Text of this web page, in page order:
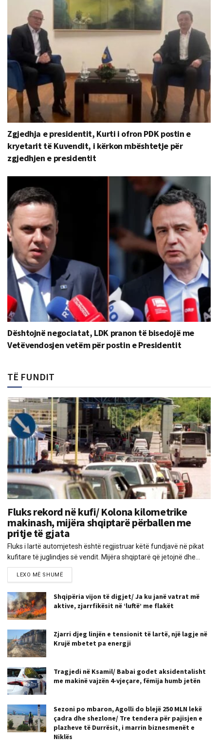
Zgjedhja e presidentit, Kurti i ofron PDK postin e
kryetarit të Kuvendit, i kërkon mbështetje për
zgjedhjen e presidentit
Dështojnë negociatat, LDK pranon të bisedojë me
Vetëvendosjen vetëm për postin e Presidentit
TË FUNDIT
Fluks rekord në kufi/ Kolona kilometrike
makinash, mijëra shqiptarë përballen me
pritje të gjata
Fluks i lartë automjetesh është regjistruar këtë fundjavë në pikat
kufitare të juglindjes së vendit. Mijëra shqiptarë që jetojnë dhe...
LEXO MË SHUMË
Shqipëria vijon të digjet/ Ja ku janë vatrat më
aktive, zjarrfikësit në ‘luftë’ me flakët
Zjarri djeg linjën e tensionit të lartë, një lagje në
Krujë mbetet pa energji
Tragjedi në Ksamil/ Babai godet aksidentalisht
me makinë vajzën 4-vjeçare, fëmija humb jetën
Sezoni po mbaron, Agolli do blejë 250 MLN lekë
çadra dhe shezlone/ Tre tendera për pajisjen e
plazheve të Durrësit, i marrin biznesmenët e
Niklës